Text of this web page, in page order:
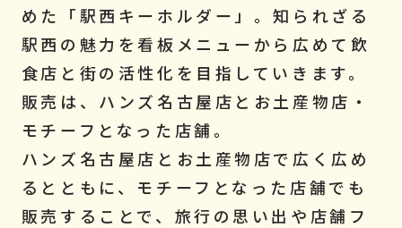
めた「駅西キーホルダー」。知られざる
駅西の魅力を看板メニューから広めて飲
食店と街の活性化を目指していきます。
販売は、ハンズ名古屋店とお土産物店・
モチーフとなった店舗。
ハンズ名古屋店とお土産物店で広く広め
るとともに、モチーフとなった店舗でも
販売することで、旅行の思い出や店舗フ